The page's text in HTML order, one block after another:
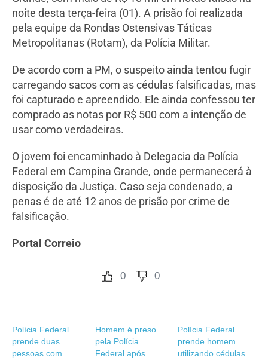
noite desta terça-feira (01). A prisão foi realizada
pela equipe da Rondas Ostensivas Táticas
Metropolitanas (Rotam), da Polícia Militar.
De acordo com a PM, o suspeito ainda tentou fugir
carregando sacos com as cédulas falsificadas, mas
foi capturado e apreendido. Ele ainda confessou ter
comprado as notas por R$ 500 com a intenção de
usar como verdadeiras.
O jovem foi encaminhado à Delegacia da Polícia
Federal em Campina Grande, onde permanecerá à
disposição da Justiça. Caso seja condenado, a
penas é de até 12 anos de prisão por crime de
falsificação.
Portal Correio
0 0
Polícia Federal
prende duas
pessoas com
Homem é preso
pela Polícia
Federal após
Polícia Federal
prende homem
utilizando cédulas